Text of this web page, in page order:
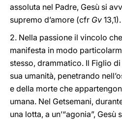
assoluta nel Padre, Gesù si
supremo d’amore (cfr Gv 13,1).
2. Nella passione il vincolo
manifesta in modo
stesso, drammatico. Il Figlio
sua umanità, penetrando
e della morte che
umana. Nel Getsemani,
una lotta, a un’“agonia”,